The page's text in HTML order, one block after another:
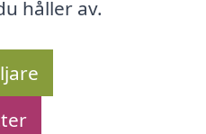
håller av.